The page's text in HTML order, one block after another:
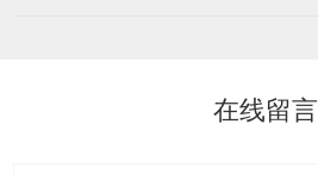
调呢！其实根据绿风通风
在线留言